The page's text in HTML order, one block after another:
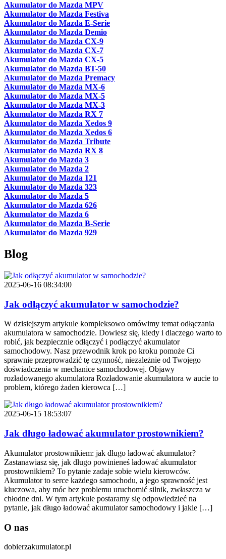
Akumulator do Mazda MPV
Akumulator do Mazda Festiva
Akumulator do Mazda E-Serie
Akumulator do Mazda Demio
Akumulator do Mazda CX-9
Akumulator do Mazda CX-7
Akumulator do Mazda CX-5
Akumulator do Mazda BT-50
Akumulator do Mazda Premacy
Akumulator do Mazda MX-6
Akumulator do Mazda MX-5
Akumulator do Mazda MX-3
Akumulator do Mazda RX 7
Akumulator do Mazda Xedos 9
Akumulator do Mazda Xedos 6
Akumulator do Mazda Tribute
Akumulator do Mazda RX 8
Akumulator do Mazda 3
Akumulator do Mazda 2
Akumulator do Mazda 121
Akumulator do Mazda 323
Akumulator do Mazda 5
Akumulator do Mazda 626
Akumulator do Mazda 6
Akumulator do Mazda B-Serie
Akumulator do Mazda 929
Blog
2025-06-16 08:34:00
Jak odłączyć akumulator w samochodzie?
W dzisiejszym artykule kompleksowo omówimy temat odłączania
akumulatora w samochodzie. Dowiesz się, kiedy i dlaczego warto to
robić, jak bezpiecznie odłączyć i podłączyć akumulator
samochodowy. Nasz przewodnik krok po kroku pomoże Ci
sprawnie przeprowadzić tę czynność, niezależnie od Twojego
doświadczenia w mechanice samochodowej. Objawy
rozładowanego akumulatora Rozładowanie akumulatora w aucie to
problem, którego żaden kierowca […]
2025-06-15 18:53:07
Jak długo ładować akumulator prostownikiem?
Akumulator prostownikiem: jak długo ładować akumulator?
Zastanawiasz się, jak długo powinieneś ładować akumulator
prostownikiem? To pytanie zadaje sobie wielu kierowców.
Akumulator to serce każdego samochodu, a jego sprawność jest
kluczowa, aby móc bez problemu uruchomić silnik, zwłaszcza w
chłodne dni. W tym artykule postaramy się odpowiedzieć na
pytanie, jak długo ładować akumulator samochodowy i jakie […]
O nas
dobierzakumulator.pl